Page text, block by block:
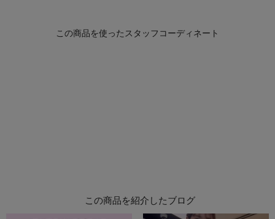
この商品を紹介したブログ